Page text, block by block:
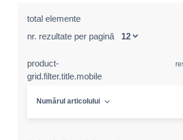
total elemente
nr. rezultate per pagină
product-
grid.filter.title.mobile
Numărul articolului